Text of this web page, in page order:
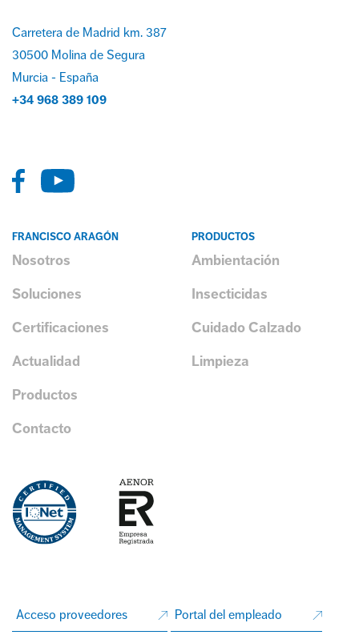
Carretera de Madrid km. 387
30500 Molina de Segura
Murcia - España
+34 968 389 109
FRANCISCO ARAGÓN
Nosotros
Soluciones
Certificaciones
Actualidad
Productos
Contacto
PRODUCTOS
Ambientación
Insecticidas
Cuidado Calzado
Limpieza
Acceso proveedores Portal del empleado